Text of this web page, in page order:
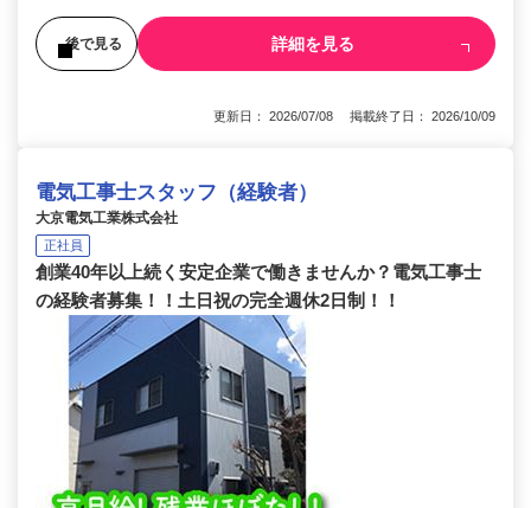
後で見る 詳細を見る
更新日： 2026/07/08 掲載終了日： 2026/10/09
電気工事士スタッフ（経験者）
大京電気工業株式会社
正社員
創業40年以上続く安定企業で働きませんか？電気工事士
の経験者募集！！土日祝の完全週休2日制！！